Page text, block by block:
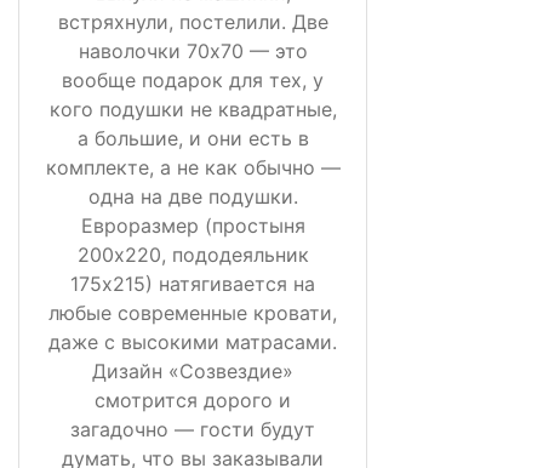
встряхнули, постелили. Две
наволочки 70х70 — это
вообще подарок для тех, у
кого подушки не квадратные,
а большие, и они есть в
комплекте, а не как обычно —
одна на две подушки.
Евроразмер (простыня
200х220, пододеяльник
175х215) натягивается на
любые современные кровати,
даже с высокими матрасами.
Дизайн «Созвездие»
смотрится дорого и
загадочно — гости будут
думать, что вы заказывали